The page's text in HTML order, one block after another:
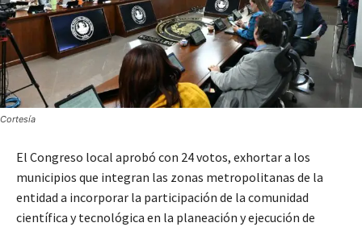
Cortesía
El Congreso local aprobó con 24 votos, exhortar a los
municipios que integran las zonas metropolitanas de la
entidad a incorporar la participación de la comunidad
científica y tecnológica en la planeación y ejecución de